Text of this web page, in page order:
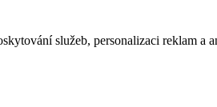
služeb, personalizaci reklam